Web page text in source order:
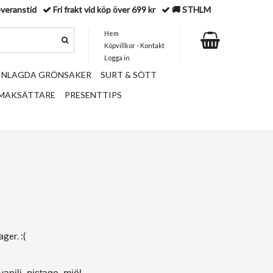
:(
Fri frakt vid köp över 699 kr 🚚 STHLM
Hem
Köpvillkor - Kontakt
Logga in
GRÖNSAKER
SURT & SÖTT
PRESENTTIPS